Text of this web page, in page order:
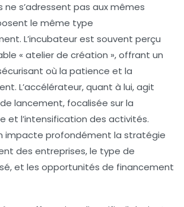
s’adressent pas aux mêmes
le même type
L’incubateur est souvent perçu
« atelier de création », offrant un
où la patience et la
L’accélérateur, quant à lui, agit
lancement, focalisée sur la
et l’intensification des activités.
impacte profondément la stratégie
des entreprises, le type de
et les opportunités de financement